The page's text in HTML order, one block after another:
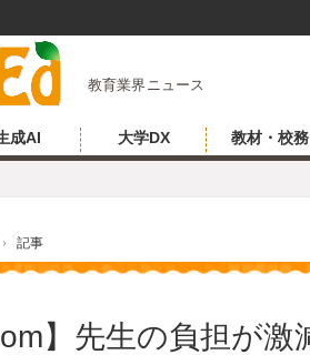
教育業界ニュース
成AI 大学DX 教材・校務
› 記事
】先生の負担が